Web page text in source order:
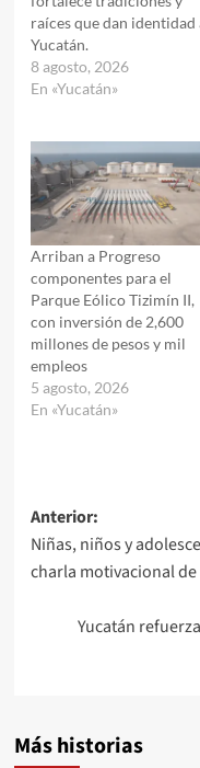
raíces que dan identidad
Yucatán.
8 agosto, 2026
En «Yucatán»
Arriban a Progreso
componentes para el
Parque Eólico Tizimín II,
con inversión de 2,600
millones de pesos y mil
empleos
5 agosto, 2026
En «Yucatán»
Navegación
de
entradas
Anterior:
Niñas, niños y
charla motivacional de
Yucatán
Más historias